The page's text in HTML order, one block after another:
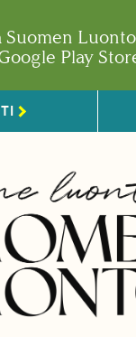
Suomen
Play